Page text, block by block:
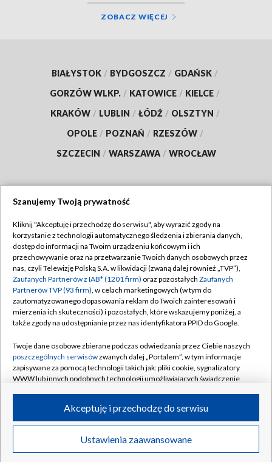
ZOBACZ WIĘCEJ
BIAŁYSTOK / BYDGOSZCZ / GDAŃSK /
GORZÓW WLKP. / KATOWICE / KIELCE /
KRAKÓW / LUBLIN / ŁÓDŹ / OLSZTYN /
OPOLE / POZNAŃ / RZESZÓW /
SZCZECIN / WARSZAWA / WROCŁAW
TVP
Abonament TVP
Emisja w TVP
Centrum informacji TVP
Naziemna Telewizja Cyfrowa
Rada Programowa
System NOS
Informacje o nadawcy
Program dla prasy
Ogłoszenie przetargowe
Regulamin TVP
Polityka prywatności
Moje zgody
Pomoc
Kontakt
Kanały
©2026 Telewizja Polska S.A. w likwidacji
Szanujemy Twoją prywatność
Kliknij "Akceptuję i przechodzę do serwisu", aby wyrazić zgody na
korzystanie z technologii automatycznego śledzenia i zbierania danych,
dostęp do informacji na Twoim urządzeniu końcowym i ich
przechowywanie oraz na przetwarzanie Twoich danych osobowych przez
nas, czyli Telewizję Polską S.A. w likwidacji (zwaną dalej również „TVP”),
Zaufanych Partnerów z IAB* (1201 firm) oraz pozostałych Zaufanych
Partnerów TVP (93 firm), w celach marketingowych (w tym do
zautomatyzowanego dopasowania reklam do Twoich zainteresowań i
mierzenia ich skuteczności) i pozostałych, które wskazujemy poniżej, a
także zgody na udostępnianie przez nas identyfikatora PPID do Google.
Twoje dane osobowe zbierane podczas odwiedzania przez Ciebie naszych
poszczególnych serwisówzwanych dalej „Portalem”, w tym informacje
zapisywane za pomocą technologii takich jak: pliki cookie, sygnalizatory
WWW lub innych podobnych technologii umożliwiających świadczenie
ruchu w Internecie.
Twoje dane osobowe zbierane podczas odwiedzania przez Ciebie
poszczególnych serwisówna Portalu, takie jak adresy IP, identyfikatory
Ustawienia zaawansowane
Akceptuję i przechodzę do serwisu